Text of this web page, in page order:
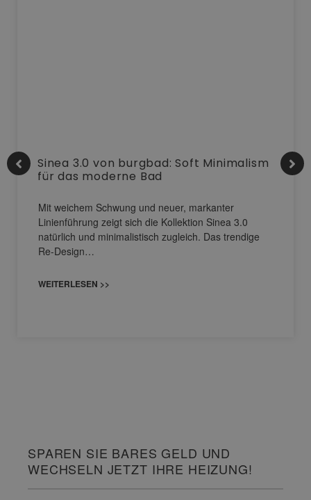
Sinea 3.0 von burgbad: Soft Minimalism
für das moderne Bad
Mit weichem Schwung und neuer, markanter
Linienführung zeigt sich die Kollektion Sinea 3.0
natürlich und minimalistisch zugleich. Das trendige
Re-Design…
WEITERLESEN >>
SPAREN SIE BARES GELD UND
WECHSELN JETZT IHRE HEIZUNG!